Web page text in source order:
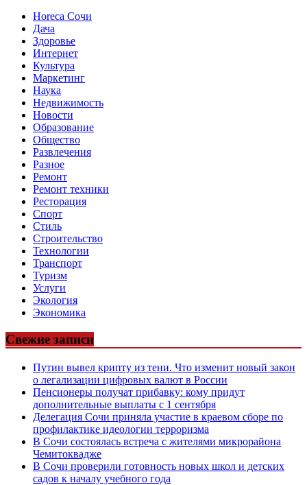
Horeca Сочи
Дача
Здоровье
Интернет
Культура
Маркетинг
Наука
Недвижимость
Новости
Образование
Общество
Развлечения
Разное
Ремонт
Ремонт техники
Ресторация
Спорт
Стиль
Строительство
Технологии
Транспорт
Туризм
Услуги
Экология
Экономика
Свежие записи
Путин вывел крипту из тени. Что изменит новый закон
о легализации цифровых валют в России
Пенсионеры получат прибавку: кому придут
дополнительные выплаты с 1 сентября
Делегация Сочи приняла участие в краевом сборе по
профилактике идеологии терроризма
В Сочи состоялась встреча с жителями микрорайона
Чемитоквадже
В Сочи проверили готовность новых школ и детских
садов к началу учебного года